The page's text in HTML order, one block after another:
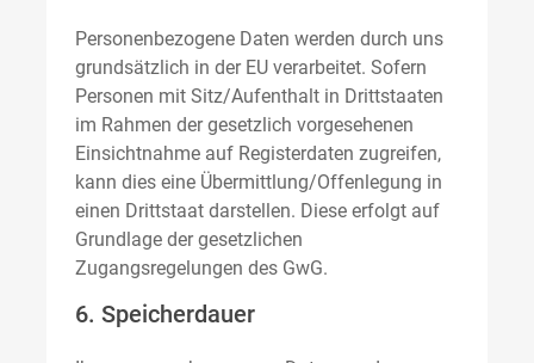
Personenbezogene Daten werden durch uns
grundsätzlich in der EU verarbeitet. Sofern
Personen mit Sitz/Aufenthalt in Drittstaaten
im Rahmen der gesetzlich vorgesehenen
Einsichtnahme auf Registerdaten zugreifen,
kann dies eine Übermittlung/Offenlegung in
einen Drittstaat darstellen. Diese erfolgt auf
Grundlage der gesetzlichen
Zugangsregelungen des GwG.
6. Speicherdauer